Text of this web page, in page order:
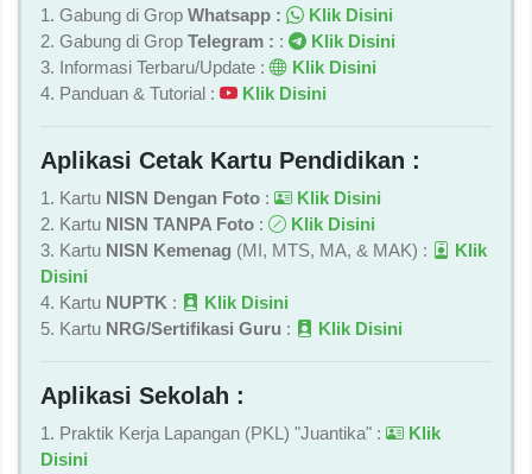
1. Gabung di Grop Whatsapp :
Klik Disini
2. Gabung di Grop Telegram : :
Klik Disini
3. Informasi Terbaru/Update :
Klik Disini
4. Panduan & Tutorial :
Klik Disini
Aplikasi Cetak Kartu Pendidikan :
1. Kartu NISN Dengan Foto :
Klik Disini
2. Kartu NISN TANPA Foto :
Klik Disini
3. Kartu NISN Kemenag (MI, MTS, MA, & MAK) :
Klik
Disini
4. Kartu NUPTK :
Klik Disini
5. Kartu NRG/Sertifikasi Guru : Klik Disini
Aplikasi Sekolah :
1. Praktik Kerja Lapangan (PKL) "Juantika" :
Klik
Disini